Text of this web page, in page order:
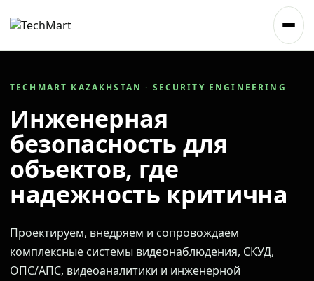
TECHMART KAZAKHSTAN · SECURITY ENGINEERING
Инженерная
безопасность для
объектов, где
надежность критична
Проектируем, внедряем и сопровождаем
комплексные системы видеонаблюдения, СКУД,
ОПС/АПС, видеоаналитики и инженерной